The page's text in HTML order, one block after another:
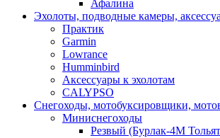
Афалина
Эхолоты, подводные камеры,
Практик
Garmin
Lowrance
Humminbird
Аксессуары к эхолотам
CALYPSO
Снегоходы, мотобуксировщики,
Миниснегоходы
Резвый (Бурлак-4М